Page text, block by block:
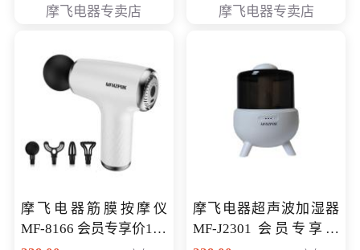
摩飞电器专卖店 摩飞电器专卖店
摩飞电器筋膜按摩仪
MF-8166 会员专享价168
摩飞电器超声波加湿器
MF-J2301 会员专享价